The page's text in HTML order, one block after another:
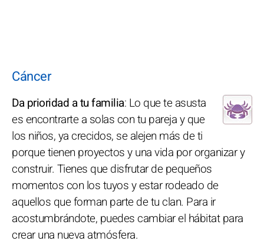
Cáncer
Da prioridad a tu familia: Lo que te asusta
es encontrarte a solas con tu pareja y que
los niños, ya crecidos, se alejen más de ti
porque tienen proyectos y una vida por organizar y
construir. Tienes que disfrutar de pequeños
momentos con los tuyos y estar rodeado de
aquellos que forman parte de tu clan. Para ir
acostumbrándote, puedes cambiar el hábitat para
crear una nueva atmósfera.